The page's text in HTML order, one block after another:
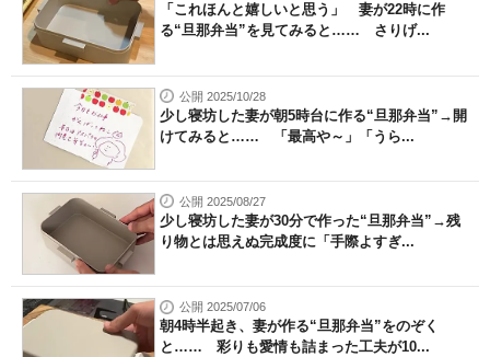
「これほんと嬉しいと思う」 妻が22時に作
る“旦那弁当”を見てみると…… さりげ...
公開 2025/10/28
少し寝坊した妻が朝5時台に作る“旦那弁当”→開
けてみると…… 「最高や～」「うら...
公開 2025/08/27
少し寝坊した妻が30分で作った“旦那弁当”→残
り物とは思えぬ完成度に「手際よすぎ...
公開 2025/07/06
朝4時半起き、妻が作る“旦那弁当”をのぞく
と…… 彩りも愛情も詰まった工夫が10...